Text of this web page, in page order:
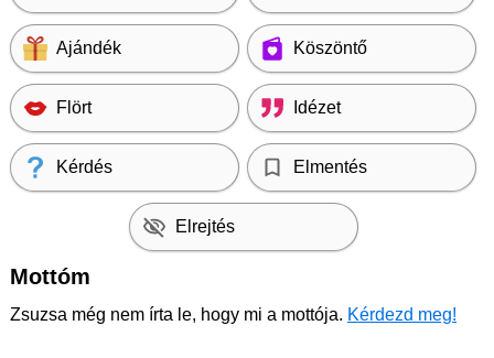
Ajándék Köszöntő
Flört Idézet
Kérdés Elmentés
Elrejtés
Mottóm
Zsuzsa még nem írta le, hogy mi a mottója. Kérdezd meg!